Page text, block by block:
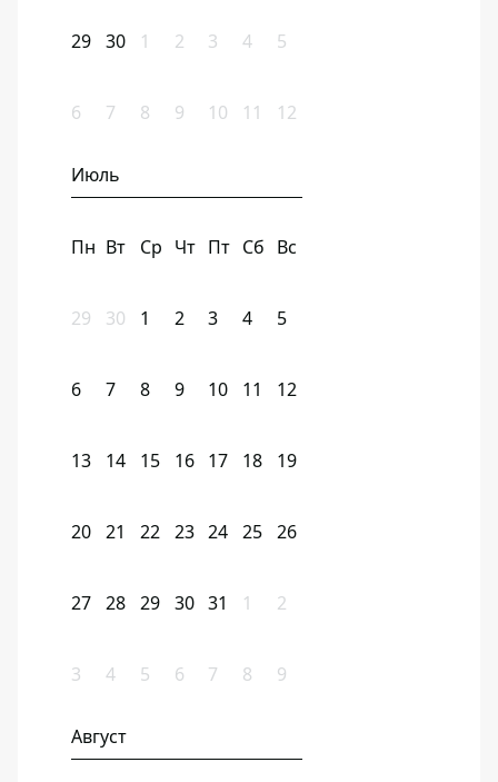
29 30 1 2 3 4 5
6 7 8 9 10 11 12
Июль
Пн Вт Ср Чт Пт Сб Вс
29 30 1 2 3 4 5
6 7 8 9 10 11 12
13 14 15 16 17 18 19
20 21 22 23 24 25 26
27 28 29 30 31 1 2
3 4 5 6 7 8 9
Август